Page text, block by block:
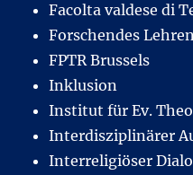
Facolta valdese di
Forschendes
FPTR Brussels
Inklusion
Institut für Ev.
Interdisziplinärer
Interreligiöser